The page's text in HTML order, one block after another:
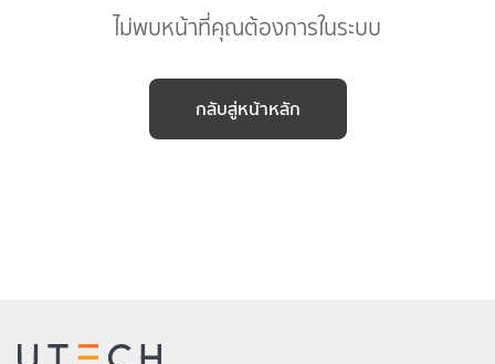
ไม่พบหน้าที่คุณต้องการในระบบ
กลับสู่หน้าหลัก